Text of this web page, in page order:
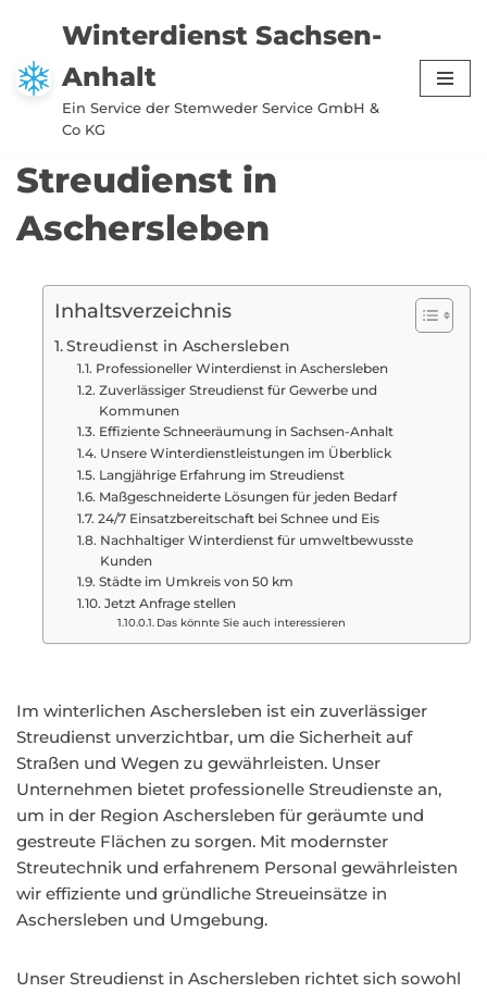
Zum
Inhalt
springen
Winterdienst Sachsen-
Anhalt
Ein Service der Stemweder Service GmbH &
Co KG
Streudienst in
Aschersleben
Inhaltsverzeichnis
Streudienst in Aschersleben
Professioneller Winterdienst in Aschersleben
Zuverlässiger Streudienst für Gewerbe und
Kommunen
Effiziente Schneeräumung in Sachsen-Anhalt
Unsere Winterdienstleistungen im Überblick
Langjährige Erfahrung im Streudienst
Maßgeschneiderte Lösungen für jeden Bedarf
24/7 Einsatzbereitschaft bei Schnee und Eis
Nachhaltiger Winterdienst für umweltbewusste
Kunden
Städte im Umkreis von 50 km
Jetzt Anfrage stellen
Das könnte Sie auch interessieren
Im winterlichen Aschersleben ist ein zuverlässiger
Streudienst unverzichtbar, um die Sicherheit auf
Straßen und Wegen zu gewährleisten. Unser
Unternehmen bietet professionelle Streudienste an,
um in der Region Aschersleben für geräumte und
gestreute Flächen zu sorgen. Mit modernster
Streutechnik und erfahrenem Personal gewährleisten
wir effiziente und gründliche Streueinsätze in
Aschersleben und Umgebung.
Unser Streudienst in Aschersleben richtet sich sowohl